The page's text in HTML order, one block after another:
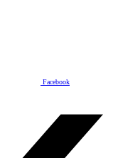
Facebook